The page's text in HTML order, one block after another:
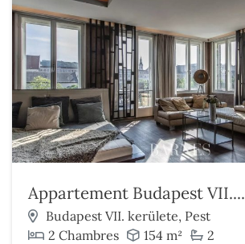
Appartement Budapest VII....
Budapest VII. kerülete, Pest
2 Chambres
154 m²
2